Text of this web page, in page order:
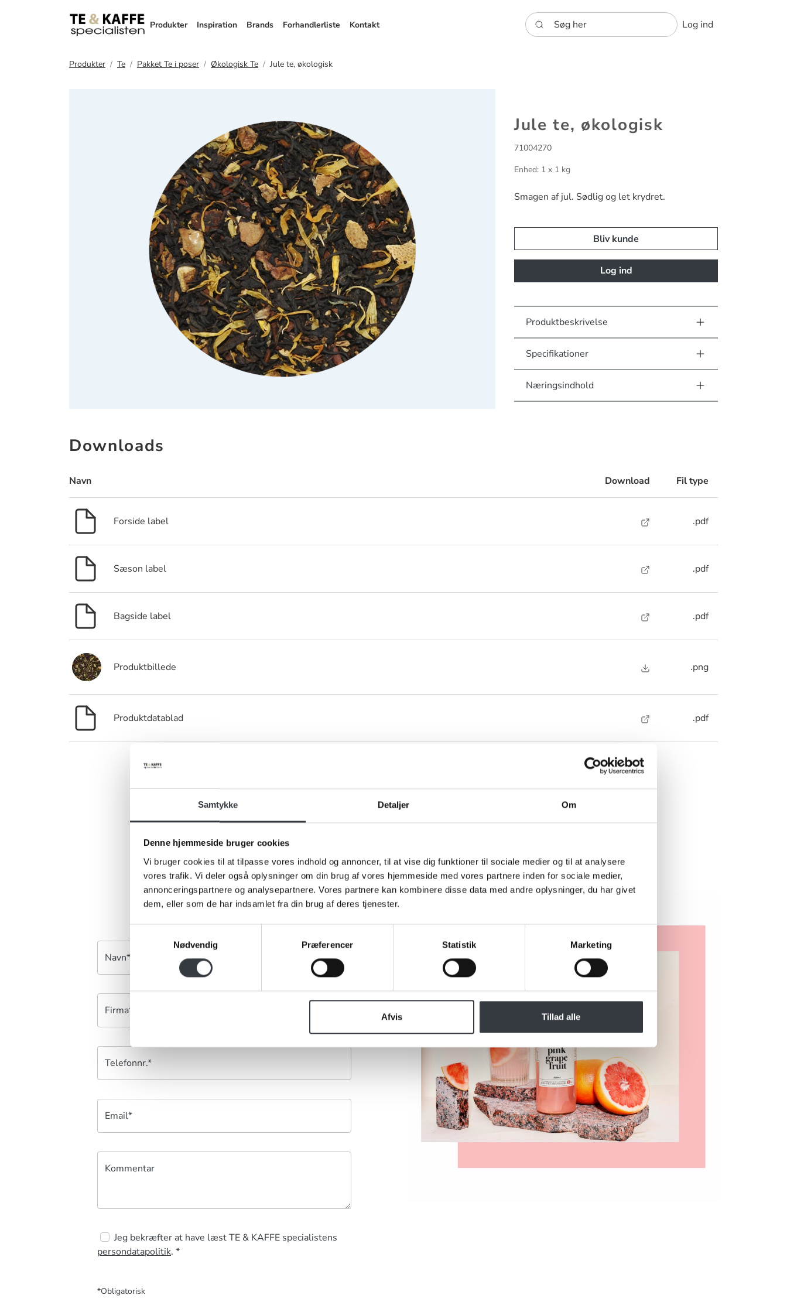
Samtykke Detaljer Om
Denne hjemmeside bruger cookies
Vi bruger cookies til at tilpasse vores indhold og annoncer, til at vise dig funktioner til sociale medier og til at analysere
vores trafik. Vi deler også oplysninger om din brug af vores hjemmeside med vores partnere inden for sociale medier,
annonceringspartnere og analysepartnere. Vores partnere kan kombinere disse data med andre oplysninger, du har givet
dem, eller som de har indsamlet fra din brug af deres tjenester.
Nødvendig
Præferencer Statistik Marketing
Afvis Tillad alle
Produkter Inspiration Brands Forhandlerliste Kontakt Søg her Log ind
Produkter Te Pakket Te i poser Økologisk Te Jule te, økologisk
Jule te, økologisk
71004270
Enhed: 1 x 1 kg
Smagen af jul. Sødlig og let krydret.
Bliv kunde
Log ind
Produktbeskrivelse
Specifikationer
Næringsindhold
Downloads
Navn Download Fil type
Forside label .pdf
Sæson label .pdf
Bagside label .pdf
Produktbillede .png
Produktdatablad .pdf
Er du klar til en snak om vores varer?
Har du ris, ros eller spørgsmål til os, hører vi meget gerne fra dig. Udfyld nedenstående
kontaktformular og send den til os, så vender vi tilbage til dig hurtigst muligt.
Navn*
Firma*
Telefonnr.*
Email*
Kommentar
Jeg bekræfter at have læst TE & KAFFE specialistens
persondatapolitik. *
*Obligatorisk